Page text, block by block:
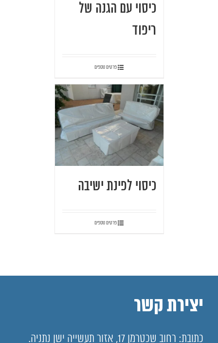
כיסוי עם הגנה של
ריפוד
פרטים נוספים
כיסוי לפינת ישיבה
פרטים נוספים
יצירת קשר
כתובת: רחוב שכטרמן 17, אזור תעשייה ישן נתניה.